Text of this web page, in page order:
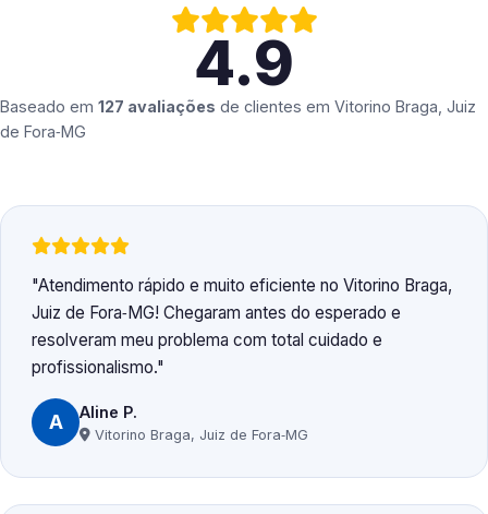
4.9
Baseado em 127 avaliações de clientes em Vitorino Braga, Juiz
de Fora‑MG
Atendimento rápido e muito eficiente no Vitorino Braga,
Juiz de Fora‑MG! Chegaram antes do esperado e
resolveram meu problema com total cuidado e
profissionalismo.
A Aline P.
Vitorino Braga, Juiz de Fora‑MG